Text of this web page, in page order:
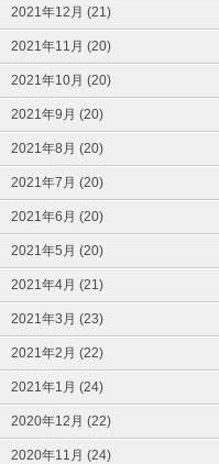
2021年12月 (21)
2021年11月 (20)
2021年10月 (20)
2021年9月 (20)
2021年8月 (20)
2021年7月 (20)
2021年6月 (20)
2021年5月 (20)
2021年4月 (21)
2021年3月 (23)
2021年2月 (22)
2021年1月 (24)
2020年12月 (22)
2020年11月 (24)